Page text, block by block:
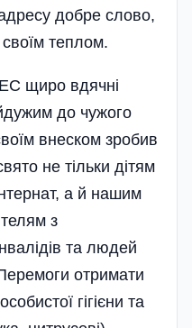
добре слово,
своїм теплом.
щиро вдячні
до чужого
внеском зробив
не тільки дітям
а й нашим
з
та людей
отримати
гігієни та